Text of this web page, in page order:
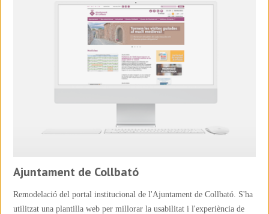
Ajuntament de Collbató
Remodelació del portal institucional de l'Ajuntament de Collbató. S'ha
utilitzat una plantilla web per millorar la usabilitat i l'experiència de